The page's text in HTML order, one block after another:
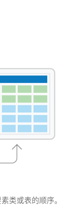
类或表的顺序。